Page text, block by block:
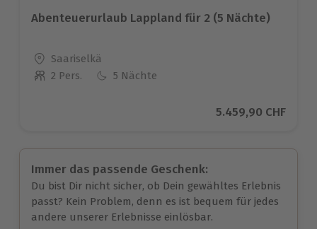
Abenteuerurlaub Lappland für 2 (5 Nächte)
Standort
Saariselkä
Anzahl der Teilnehmer
2 Pers. 5 Nächte
Aktueller Preis
5.459,90 CHF
Immer das passende Geschenk:
Du bist Dir nicht sicher, ob Dein gewähltes Erlebnis
passt? Kein Problem, denn es ist bequem für jedes
andere unserer Erlebnisse einlösbar.